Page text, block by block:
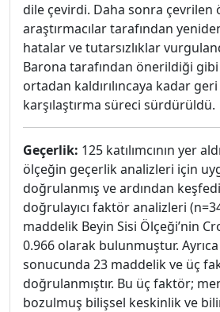
dile çevirdi. Daha sonra çevrilen
araştırmacılar tarafından
hatalar ve tutarsızlıklar
Barona tarafından önerildiği gibi
ortadan kaldırılıncaya kadar
karşılaştırma süreci sürdürüldü.
Geçerlik: 125 katılımcının yer
ölçeğin geçerlik analizleri için
doğrulanmış ve ardından
doğrulayıcı faktör analizleri
maddelik Beyin Sisi Ölçeği’nin
0.966 olarak bulunmuştur.
sonucunda 23 maddelik ve üç
doğrulanmıştır. Bu üç faktör;
bozulmuş bilişsel keskinlik ve